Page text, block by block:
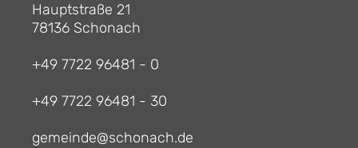
Hauptstraße 21
78136 Schonach
+49 7722 96481 - 0
+49 7722 96481 - 30
gemeinde@schonach.de